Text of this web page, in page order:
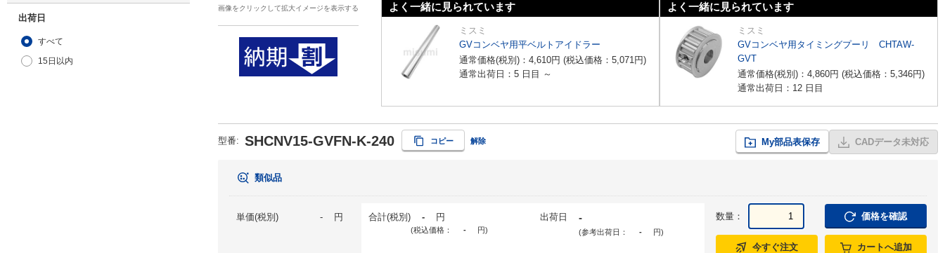
出荷日
すべて
15日以内
画像をクリックして拡大イメージを表示する よく一緒に見られています
ミスミ
GVコンベヤ用平ベルトアイドラー
通常価格(税別)： 4,610円 (税込価格： 5,071円)
通常出荷日：5 日目 ～
よく一緒に見られています
ミスミ
GVコンベヤ用タイミングプーリ CHTAW-
GVT
通常価格(税別)： 4,860円 (税込価格： 5,346円)
通常出荷日：12 日目
型番: SHCNV15-GVFN-K-240 コピー 解除 My部品表保存 CADデータ未対応
類似品
単価(税別) - 円 合計(税別) - 円
(税込価格： - 円)
出荷日 -
(参考出荷日： - 円)
数量： 価格を確認
今すぐ注文 カートへ追加